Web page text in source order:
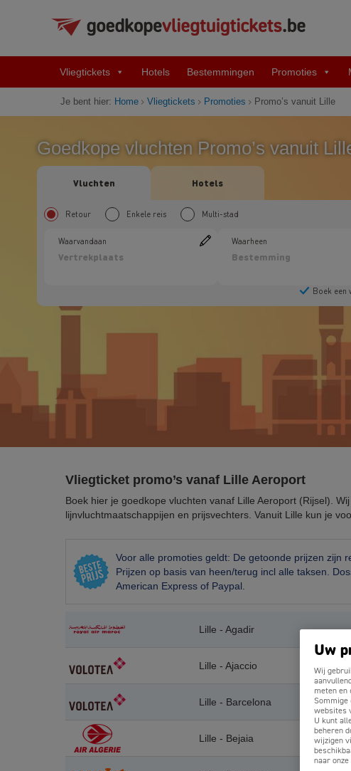
Vliegtickets Hotels Bestemmingen Promoties
Je bent hier: Home Vliegtickets Promoties Promo’s vanuit Lille
Goedkope vluchten Promo’s vanuit
Vliegticket promo’s vanaf Lille Aeroport
Boek hier je goedkope vluchten vanaf Lille Aeroport (Rijsel).
lijnvluchtmaatschappijen en prijsvechters. Vanuit Lille kun je
Voor alle promoties geldt: De getoonde prijzen zijn
Prijzen op basis van heen/terug incl alle taksen.
American Express of Paypal.
Lille - Agadir
Lille - Ajaccio
Lille - Barcelona
Lille - Bejaia
Uw
Wij
meten en
Sommige
websites
U kunt
beheren
wijzigen
naar onze